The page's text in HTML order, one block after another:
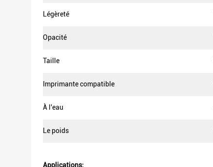
Légèreté
Opacité
Taille
Imprimante compatible
À l'eau
Le poids
Applications: